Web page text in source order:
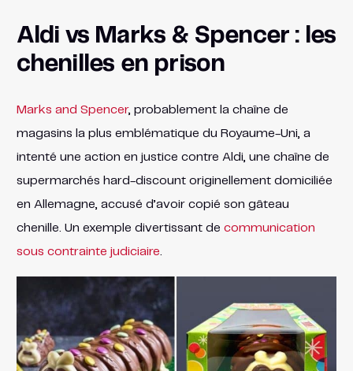
Aldi vs Marks & Spencer : les
chenilles en prison
Marks and Spencer, probablement la chaîne de
magasins la plus emblématique du Royaume-Uni, a
intenté une action en justice contre Aldi, une chaîne de
supermarchés hard-discount originellement domiciliée
en Allemagne, accusé d’avoir copié son gâteau
chenille. Un exemple divertissant de communication
sous contrainte judiciaire.